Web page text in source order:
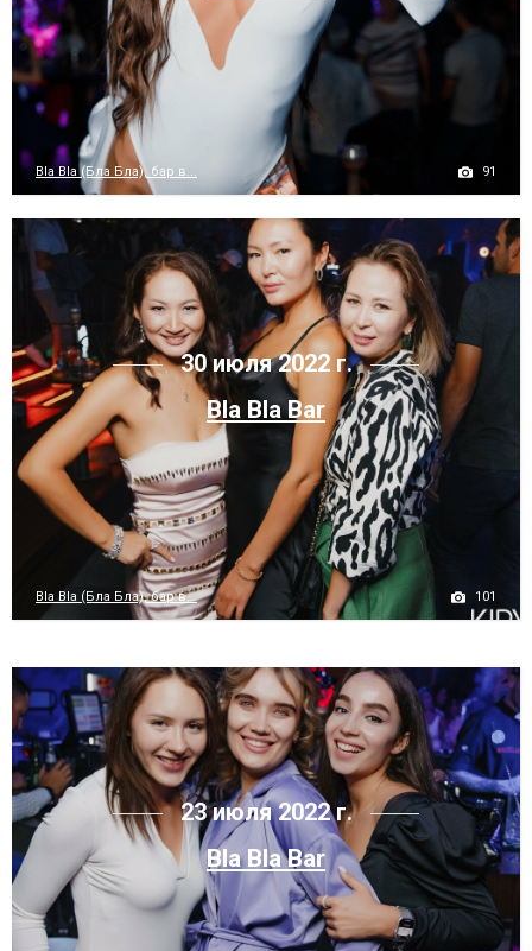
Bla Bla (Бла Бла), бар в... 91
30 июля 2022 г.
Bla Bla Bar
Bla Bla (Бла Бла), бар в... 101
23 июля 2022 г.
Bla Bla Bar